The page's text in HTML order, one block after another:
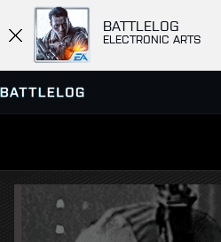
BATTLELOG
ELECTRONIC ARTS
SERVER-BROWSER
MATCHES